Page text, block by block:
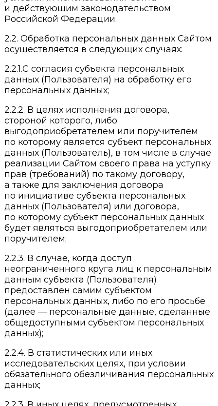
и действующим законодательством
Российской Федерации.
2.2. Обработка персональных данных Сайтом
осуществляется в следующих случаях:
2.2.1.С согласия субъекта персональных
данных (Пользователя) на обработку его
персональных данных;
2.2.2. В целях исполнения договора,
стороной которого, либо
выгодоприобретателем или поручителем
по которому является субъект персональных
данных (Пользователь), в том числе в случае
реализации Сайтом своего права на уступку
прав (требований) по такому договору,
а также для заключения договора
по инициативе субъекта персональных
данных (Пользователя) или договора,
по которому субъект персональных данных
будет являться выгодоприобретателем или
поручителем;
2.2.3. В случае, когда доступ
неограниченного круга лиц к персональным
данным субъекта (Пользователя)
предоставлен самим субъектом
персональных данных, либо по его просьбе
(далее — персональные данные, сделанные
общедоступными субъектом персональных
данных);
2.2.4. В статистических или иных
исследовательских целях, при условии
обязательного обезличивания персональных
данных;